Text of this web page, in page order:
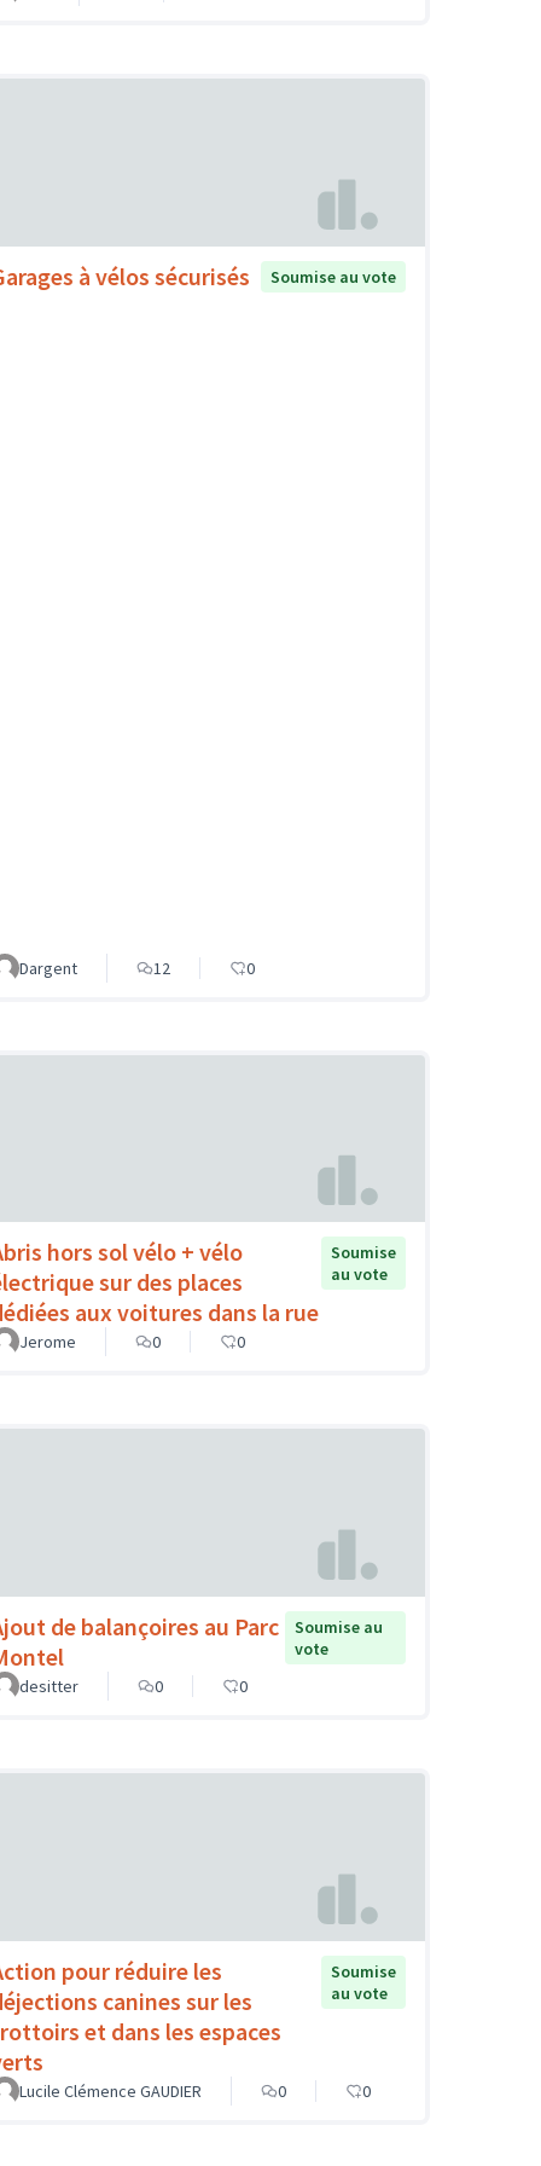
à vélos sécurisés Soumise au vote
Dargent 12 0
hors sol vélo + vélo
sur des places
aux voitures dans la rue
Soumise
au vote
Jerome 0 0
de balançoires au Parc
Soumise au
vote
desitter
0 0
pour réduire les
canines sur les
et dans les espaces
Soumise
au vote
Lucile Clémence GAUDIER 0 0